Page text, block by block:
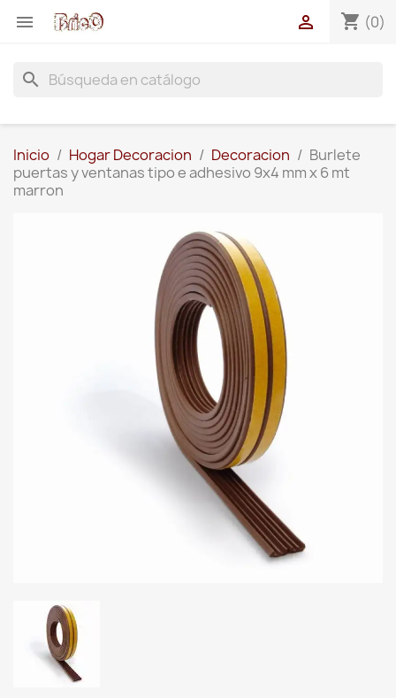
 shopping_cart (0)

search
Inicio Hogar Decoracion Decoracion
Burlete
puertas y ventanas tipo e adhesivo 9x4 mm x 6 mt
marron